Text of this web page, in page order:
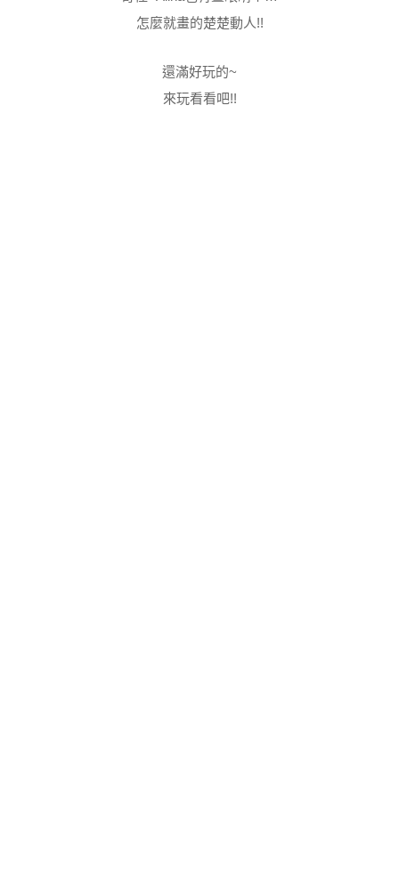
怎麼就畫的楚楚動人!!
還滿好玩的~
來玩看看吧!!